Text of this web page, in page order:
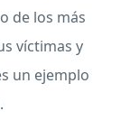
de los más
víctimas y
un ejemplo